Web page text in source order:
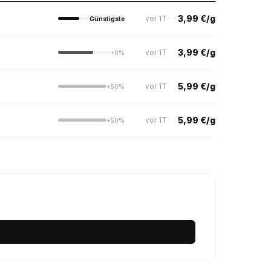
Günstigste vor 1T 3,99 €/g
+0% vor 1T 3,99 €/g
+50% vor 1T 5,99 €/g
+50% vor 1T 5,99 €/g